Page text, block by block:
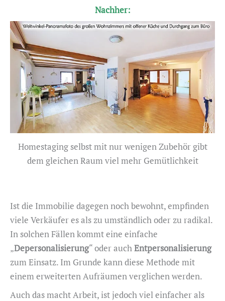
Nachher:
Homestaging selbst mit nur wenigen Zubehör gibt
dem gleichen Raum viel mehr Gemütlichkeit
Ist die Immobilie dagegen noch bewohnt, empfinden
viele Verkäufer es als zu umständlich oder zu radikal.
In solchen Fällen kommt eine einfache
„Depersonalisierung“ oder auchEntpersonalisierung
zum Einsatz. Im Grunde kann diese Methode mit
einem erweiterten Aufräumen verglichen werden.
Auch das macht Arbeit, ist jedoch viel einfacher als